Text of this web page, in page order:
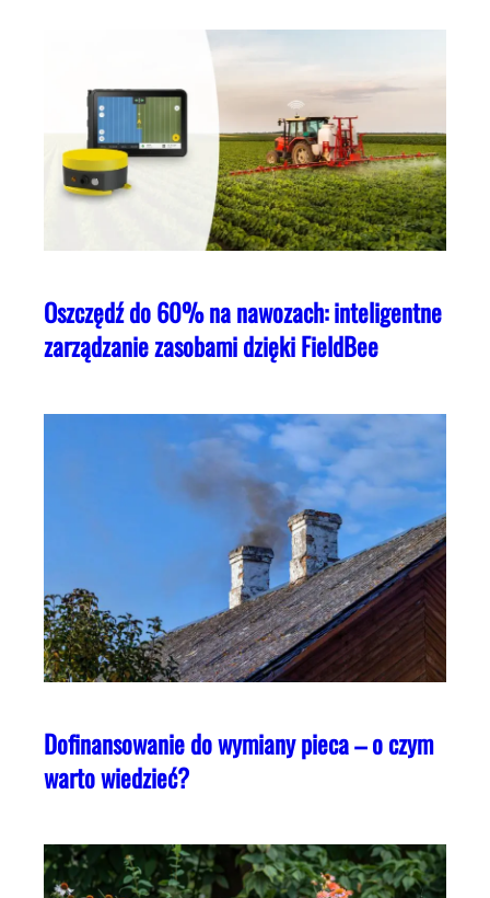
Oszczędź do 60% na nawozach: inteligentne
zarządzanie zasobami dzięki FieldBee
Dofinansowanie do wymiany pieca – o czym
warto wiedzieć?